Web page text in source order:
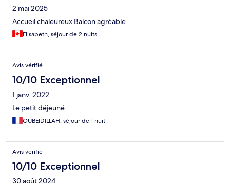
2 mai 2025
Accueil chaleureux Balcon agréable
Elisabeth, séjour de 2 nuits
Avis vérifié
10/10 Exceptionnel
1 janv. 2022
Le petit déjeuné
OUBEIDILLAH, séjour de 1 nuit
Avis vérifié
10/10 Exceptionnel
30 août 2024